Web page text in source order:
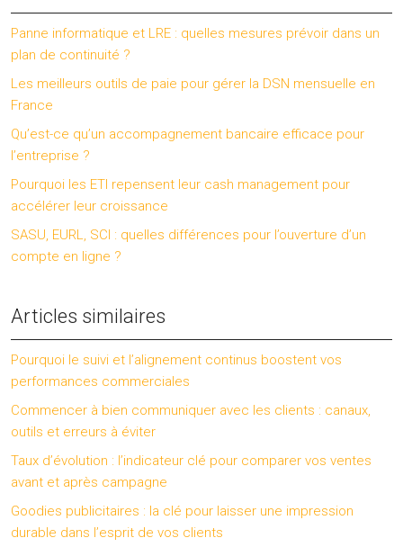
Panne informatique et LRE : quelles mesures prévoir dans un
plan de continuité ?
Les meilleurs outils de paie pour gérer la DSN mensuelle en
France
Qu’est-ce qu’un accompagnement bancaire efficace pour
l’entreprise ?
Pourquoi les ETI repensent leur cash management pour
accélérer leur croissance
SASU, EURL, SCI : quelles différences pour l’ouverture d’un
compte en ligne ?
Articles similaires
Pourquoi le suivi et l’alignement continus boostent vos
performances commerciales
Commencer à bien communiquer avec les clients : canaux,
outils et erreurs à éviter
Taux d’évolution : l’indicateur clé pour comparer vos ventes
avant et après campagne
Goodies publicitaires : la clé pour laisser une impression
durable dans l’esprit de vos clients